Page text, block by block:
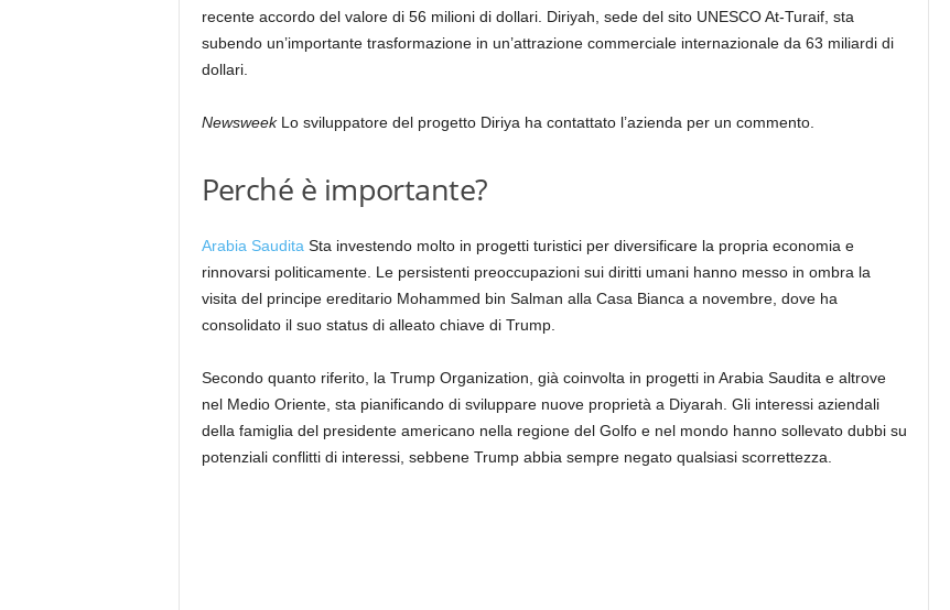
recente accordo del valore di 56 milioni di dollari. Diriyah, sede del sito UNESCO At-Turaif, sta
subendo un’importante trasformazione in un’attrazione commerciale internazionale da 63 miliardi di
dollari.
NewsweekLo sviluppatore del progetto Diriya ha contattato l’azienda per un commento.
Perché è importante?
Arabia Saudita Sta investendo molto in progetti turistici per diversificare la propria economia e
rinnovarsi politicamente. Le persistenti preoccupazioni sui diritti umani hanno messo in ombra la
visita del principe ereditario Mohammed bin Salman alla Casa Bianca a novembre, dove ha
consolidato il suo status di alleato chiave di Trump.
Secondo quanto riferito, la Trump Organization, già coinvolta in progetti in Arabia Saudita e altrove
nel Medio Oriente, sta pianificando di sviluppare nuove proprietà a Diyarah. Gli interessi aziendali
della famiglia del presidente americano nella regione del Golfo e nel mondo hanno sollevato dubbi su
potenziali conflitti di interessi, sebbene Trump abbia sempre negato qualsiasi scorrettezza.